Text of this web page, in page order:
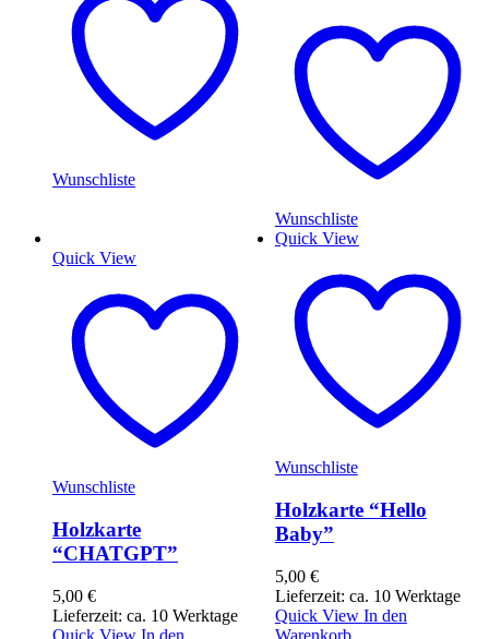
Wunschliste
Wunschliste
Quick View
Wunschliste
Holzkarte
“CHATGPT”
5,00 €
Lieferzeit: ca. 10 Werktage
Quick View In den
Quick View
Wunschliste
Holzkarte “Hello
Baby”
5,00 €
Lieferzeit: ca. 10 Werktage
Quick View In den
Warenkorb